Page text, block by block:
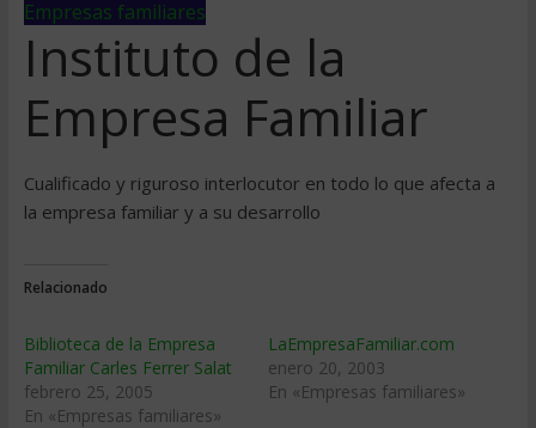
Empresas familiares
Instituto de la
Empresa Familiar
Cualificado y riguroso interlocutor en todo lo que afecta a
la empresa familiar y a su desarrollo
Relacionado
Biblioteca de la Empresa
Familiar Carles Ferrer Salat
febrero 25, 2005
En «Empresas familiares»
LaEmpresaFamiliar.com
enero 20, 2003
En «Empresas familiares»